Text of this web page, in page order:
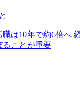
職は10年で約6倍へ
る こ と が重要